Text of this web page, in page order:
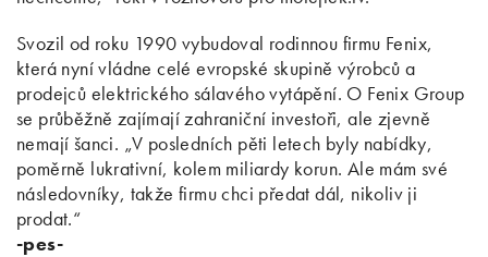
Svozil od roku 1990 vybudoval rodinnou firmu Fenix,
která nyní vládne celé evropské skupině výrobců a
prodejců elektrického sálavého vytápění. O Fenix Group
se průběžně zajímají zahraniční investoři, ale zjevně
nemají šanci. „V posledních pěti letech byly nabídky,
poměrně lukrativní, kolem miliardy korun. Ale mám své
následovníky, takže firmu chci předat dál, nikoliv ji
prodat.“
-pes-